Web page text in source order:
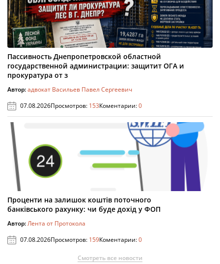
Пассивность Днепропетровской областной
государственной администрации: защитит ОГА и
прокуратура от з
Автор:адвокат Васильев Павел Сергеевич
07.08.2026Просмотров: 153Коментарии:0
Проценти на залишок коштів поточного
банківського рахунку: чи буде дохід у ФОП
Автор:Лента от Протокола
07.08.2026Просмотров: 159Коментарии:0
Смотреть все новости